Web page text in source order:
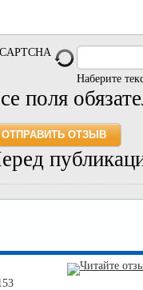
Наберите
поля